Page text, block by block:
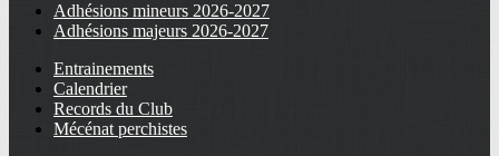
Adhésions mineurs 2026-2027
Adhésions majeurs 2026-2027
Entrainements
Calendrier
Records du Club
Mécénat perchistes